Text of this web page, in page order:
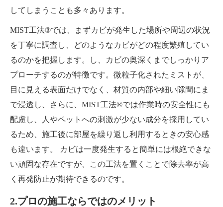
してしまうことも多々あります。
MIST工法®では、まずカビが発生した場所や周辺の状況
を丁寧に調査し、どのようなカビがどの程度繁殖してい
るのかを把握します。し、カビの奥深くまでしっかりア
プローチするのが特徴です。微粒子化されたミストが、
目に見える表面だけでなく、材質の内部や細い隙間にま
で浸透し、さらに、MIST工法®では作業時の安全性にも
配慮し、人やペットへの刺激が少ない成分を採用してい
るため、施工後に部屋を繰り返し利用するときの安心感
も違います。 カビは一度発生すると簡単には根絶できな
い頑固な存在ですが、この工法を置くことで除去率が高
く再発防止が期待できるのです。
2.プロの施工ならではのメリット